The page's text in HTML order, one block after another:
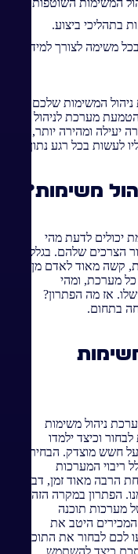
המשימות השוטפות.
בתהליכי ביצוע.
משימה לצורך למידה
ניהול המשימות שלכם
מערכת לניהול
יעילה ומהירה יותר,
לעשות בכל רגע נתון.
משימות?
יכולים לדעת מהי
הצרכים שלהם. בגלל
קשה מאוד לאדם מן
מערכת, ומהי
אז מה הפתרון?
בתחום.
ניהול משימות
וכיצד ילמדו
חשש מוצדק. הבחירה
ריבוי המערכות
הרבה מאוד זמן, דבר
הפתרון במקרה הזה
מערכות תוכנה
היטב את
לכם לבחור את התוכנה